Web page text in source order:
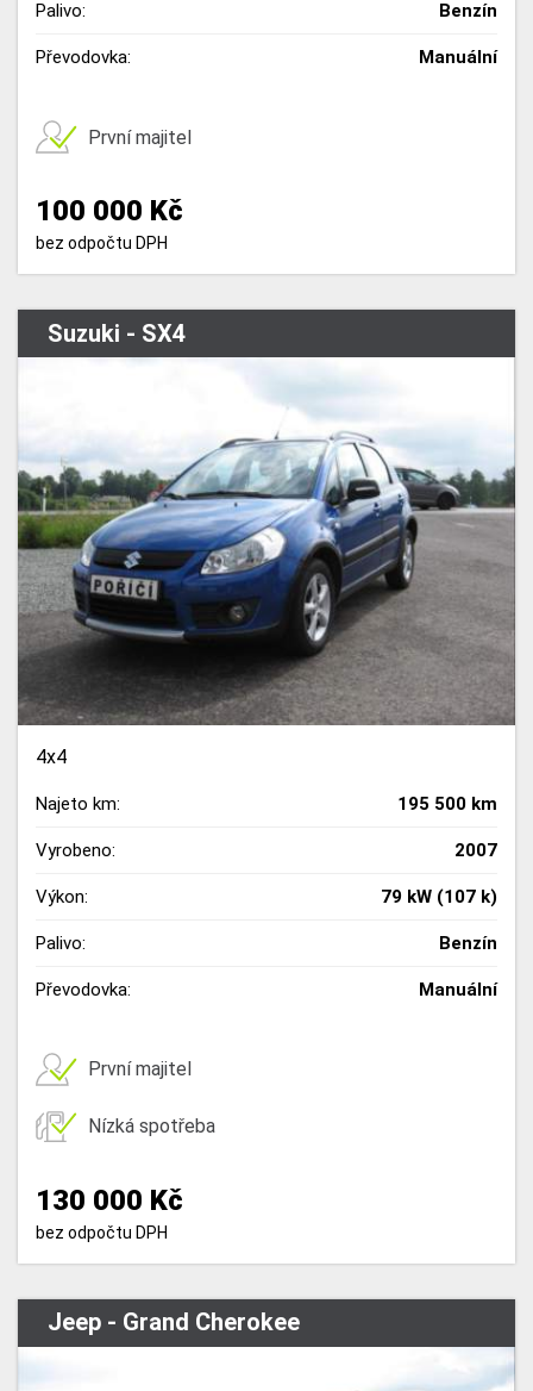
Palivo: Benzín
Převodovka: Manuální
První majitel
100 000 Kč
bez odpočtu DPH
Suzuki - SX4
4x4
Najeto km: 195 500 km
Vyrobeno: 2007
Výkon: 79 kW (107 k)
Palivo: Benzín
Převodovka: Manuální
První majitel
Nízká spotřeba
130 000 Kč
bez odpočtu DPH
Jeep - Grand Cherokee